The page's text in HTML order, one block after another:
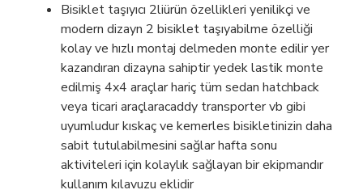
Bisiklet taşıyıcı 2liürün özellikleri yenilikçi ve
modern dizayn 2 bisiklet taşıyabilme özelliği
kolay ve hızlı montaj delmeden monte edilir yer
kazandıran dizayna sahiptir yedek lastik monte
edilmiş 4x4 araçlar hariç tüm sedan hatchback
veya ticari araçlaracaddy transporter vb gibi
uyumludur kıskaç ve kemerles bisikletinizin daha
sabit tutulabilmesini sağlar hafta sonu
aktiviteleri için kolaylık sağlayan bir ekipmandır
kullanım kılavuzu eklidir